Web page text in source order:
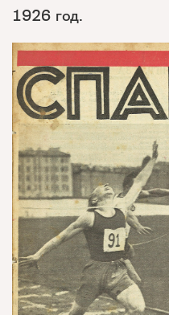
1926 год.